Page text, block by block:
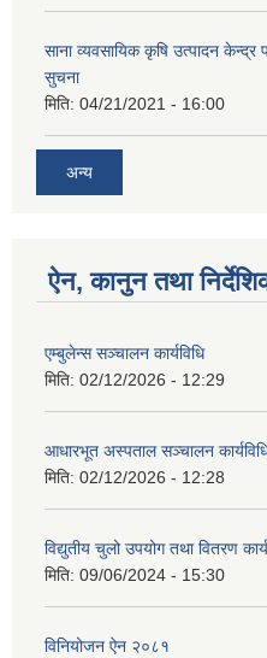
साना व्यवसायिक कृषि उत्पादन
सुचना
मिति: 04/21/2021 - 16:00
अन्य
ऐन, कानुन तथा
एम्बुलेन्स सञ्चालन कार्यविधि
मिति: 02/12/2026 - 12:29
आधारभूत अस्पताल सञ्चालन
मिति: 02/12/2026 - 12:28
विद्युतीय चुलो उपयोग तथा वितरण
मिति: 09/06/2024 - 15:30
विनियोजन ऐन २०८१